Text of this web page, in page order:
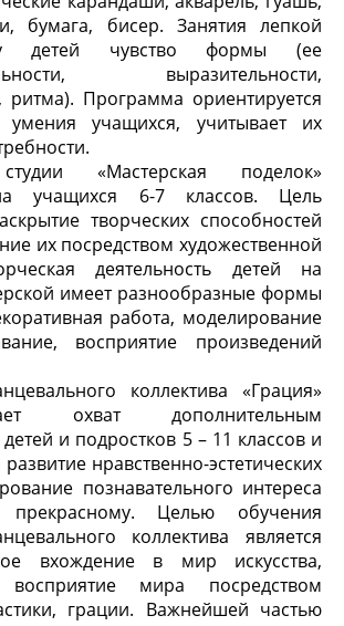
бумага, бисер. Занятия лепкой
детей чувство формы (ее
выразительности,
ритма). Программа ориентируется
учащихся, учитывает их
«Мастерская поделок»
учащихся 6-7 классов. Цель
творческих способностей
их посредством художественной
деятельность детей на
имеет разнообразные формы
работа, моделирование
восприятие произведений
коллектива «Грация»
охват дополнительным
и подростков 5 – 11 классов и
нравственно-эстетических
познавательного интереса
Целью обучения
коллектива является
вхождение в мир искусства,
мира посредством
грации. Важнейшей частью